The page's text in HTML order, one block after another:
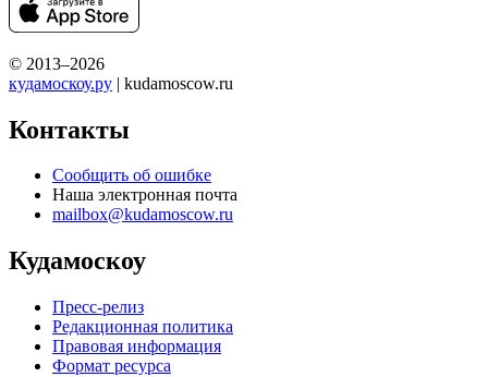
© 2013–2026
кудамоскоу.ру | kudamoscow.ru
Контакты
Сообщить об ошибке
Наша электронная почта
mailbox@kudamoscow.ru
Кудамоскоу
Пресс-релиз
Редакционная политика
Правовая информация
Формат ресурса